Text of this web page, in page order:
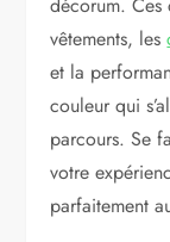
vêtements, les
et la
couleur qui
parcours. Se
votre
parfaitement